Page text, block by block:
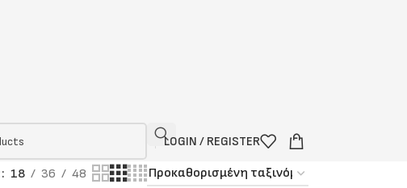
LOGIN / REGISTER
18 36 48